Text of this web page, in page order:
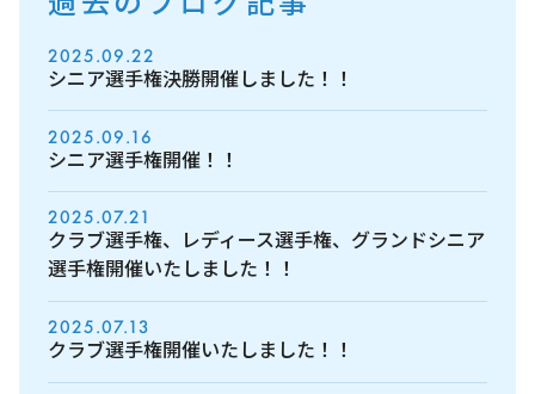
2025.09.22
シニア選手権決勝開催しました！！
2025.09.16
シニア選手権開催！！
2025.07.21
クラブ選手権、レディース選手権、グランドシニア
選手権開催いたしました！！
2025.07.13
クラブ選手権開催いたしました！！